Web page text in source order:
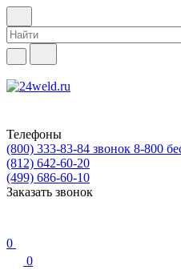
Телефоны
(800) 333-83-84 звонок 8-800
(812) 642-60-20
(499) 686-60-10
Заказать звонок
0
0